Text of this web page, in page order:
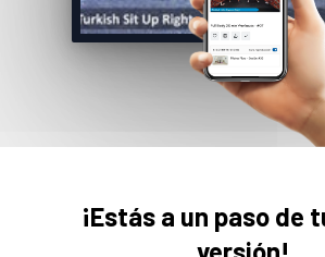
¡Estás a un paso de